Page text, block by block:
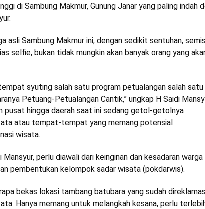
di Sambung Makmur, Gunung Janar yang paling indah
asli Sambung Makmur ini, dengan sedikit sentuhan,
selfie, bukan tidak mungkin akan banyak orang yang
syuting salah satu program petualangan salah satu
Petuang-Petualangan Cantik,” ungkap H Saidi
pusat hingga daerah saat ini sedang getol-getolnya
atau tempat-tempat yang memang potensial
wisata.
perlu diawali dari keinginan dan kesadaran warga
pembentukan kelompok sadar wisata (pokdarwis).
bekas lokasi tambang batubara yang sudah
Hanya memang untuk melangkah kesana, perlu